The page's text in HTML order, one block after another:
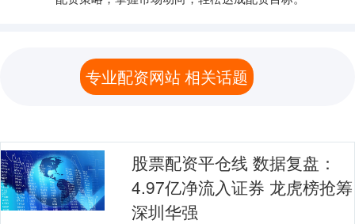
专业配资网站 相关话题
股票配资平仓线 数据复盘：
4.97亿净流入证券 龙虎榜抢筹
深圳华强